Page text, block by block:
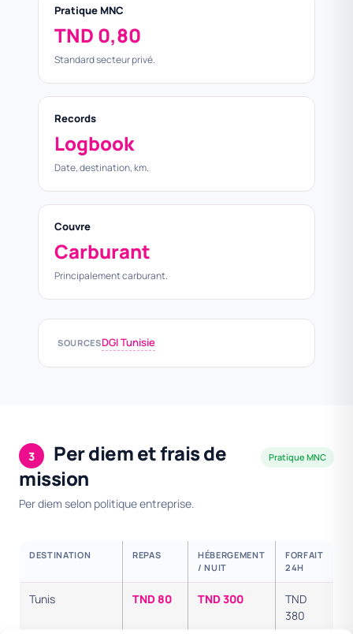
Pratique MNC
TND 0,80
Standard secteur privé.
Records
Logbook
Date, destination, km.
Couvre
Carburant
Principalement carburant.
SOURCESDGI Tunisie
3
Per diem et frais de
mission
Per diem selon politique entreprise.
Pratique MNC
DESTINATION REPAS
HÉBERGEMENT
/ NUIT
FORFAIT
24H
Tunis TND 80 TND 300
TND
380